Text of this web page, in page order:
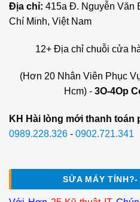
Địa chỉ: 415a Đ. Nguyễn Văn
Chí Minh, Việt Nam
12+ Địa chỉ chuỗi cửa
(Hơn 20 Nhân Viên Phục
Hcm) - 3O-4Op
KH Hài lòng mới thanh toán
0989.228.326 - 0902.721.341
SỬA MÁY